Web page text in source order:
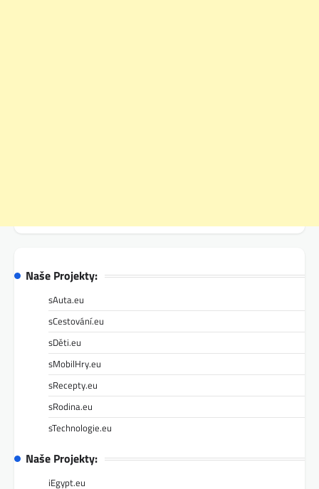
Naše Projekty:
sAuta.eu
sCestování.eu
sDěti.eu
sMobilHry.eu
sRecepty.eu
sRodina.eu
sTechnologie.eu
Naše Projekty:
iEgypt.eu